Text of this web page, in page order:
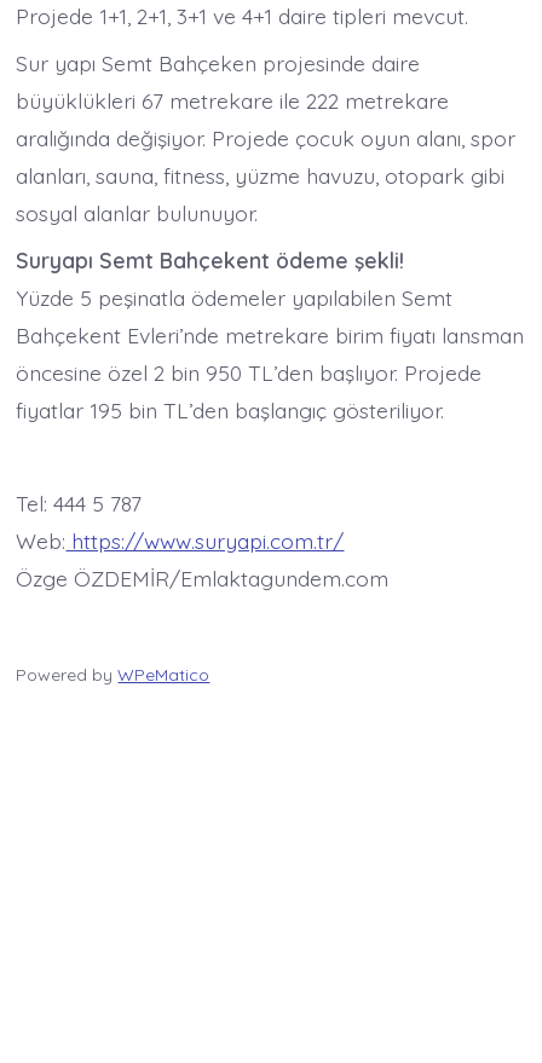
Projede 1+1, 2+1, 3+1 ve 4+1 daire tipleri mevcut.
Sur yapı Semt Bahçeken projesinde daire
büyüklükleri 67 metrekare ile 222 metrekare
aralığında değişiyor. Projede çocuk oyun alanı, spor
alanları, sauna, fitness, yüzme havuzu, otopark gibi
sosyal alanlar bulunuyor.
Suryapı Semt Bahçekent ödeme şekli!
Yüzde 5 peşinatla ödemeler yapılabilen Semt
Bahçekent Evleri’nde metrekare birim fiyatı lansman
öncesine özel 2 bin 950 TL’den başlıyor. Projede
fiyatlar 195 bin TL’den başlangıç gösteriliyor.
Tel: 444 5 787
Web: https://www.suryapi.com.tr/
Özge ÖZDEMİR/Emlaktagundem.com
Powered byWPeMatico